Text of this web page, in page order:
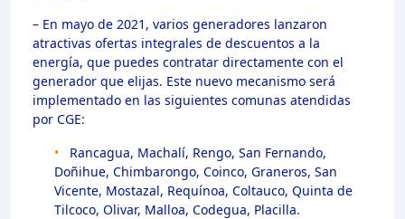
– En mayo de 2021, varios generadores lanzaron
atractivas ofertas integrales de descuentos a la
energía, que puedes contratar directamente con el
generador que elijas. Este nuevo mecanismo será
implementado en las siguientes comunas atendidas
por CGE:
• Rancagua, Machalí, Rengo, San Fernando,
Doñihue, Chimbarongo, Coinco, Graneros, San
Vicente, Mostazal, Requínoa, Coltauco, Quinta de
Tilcoco, Olivar, Malloa, Codegua, Placilla.